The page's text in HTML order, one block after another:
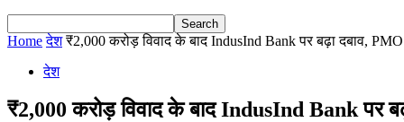
Home देश ₹2,000 करोड़ विवाद के बाद IndusInd Bank पर बढ़ा दबाव,
देश
₹2,000 करोड़ विवाद के बाद IndusInd Bank पर